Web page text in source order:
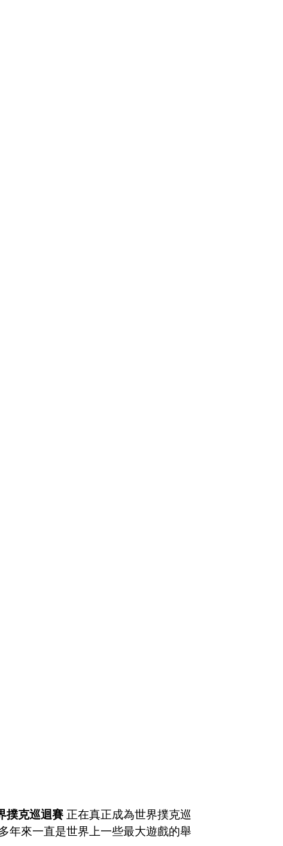
撲克巡迴賽 正在真正成為世界撲克巡
年來一直是世界上一些最大遊戲的舉